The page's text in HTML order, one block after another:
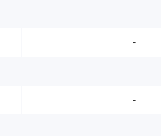
-
-